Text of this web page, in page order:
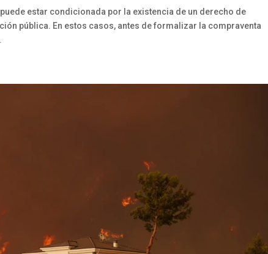
estar condicionada por la existencia de un derecho de
pública. En estos casos, antes de formalizar la compraventa